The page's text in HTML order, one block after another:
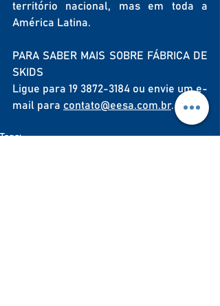
território nacional, mas em toda a
América Latina.
PARA SABER MAIS SOBRE FÁBRICA DE
SKIDS
Ligue para 19 3872-3184 ou envie um e-
mail para contato@eesa.com.br.
Tags: